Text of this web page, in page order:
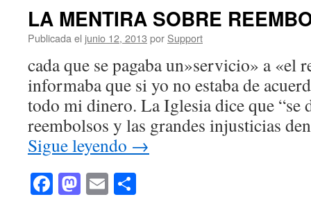
AND
OTHERS
ABOUT
SCIENTOLOGY!
QUE
ES
LOS
QUE
LA MENTIRA SOBRE
Publicada el junio 12, 2013 por Support
cada que se pagaba un»servicio» a «el
informaba que si yo no estaba de
todo mi dinero. La Iglesia dice que “se
reembolsos y las grandes injusticias
Sigue leyendo →
Facebook
Mastodon
Email